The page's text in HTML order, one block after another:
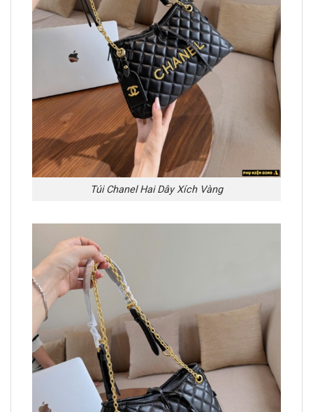
Túi Chanel Hai Dây Xích Vàng